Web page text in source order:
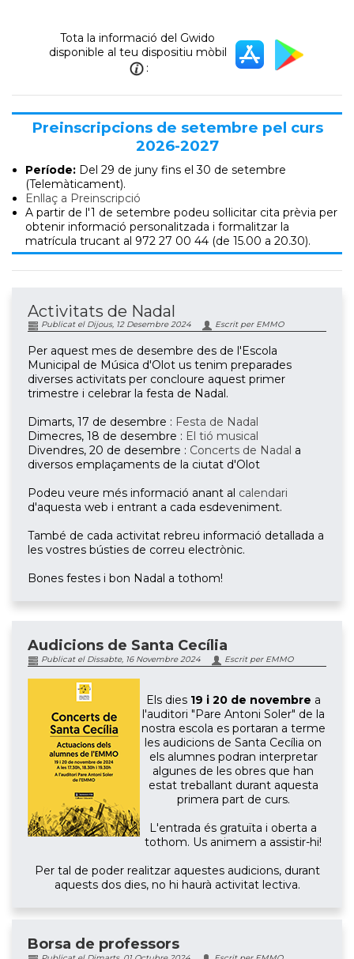
Tota la informació del Gwido
disponible al teu dispositiu mòbil
:
Preinscripcions de setembre pel curs
2026-2027
Període: Del 29 de juny fins el 30 de setembre
(Telemàticament).
Enllaç a Preinscripció
A partir de l'1 de setembre podeu sol·licitar cita prèvia per
obtenir informació personalitzada i formalitzar la
matrícula trucant al 972 27 00 44 (de 15.00 a 20.30).
Activitats de Nadal
Publicat el Dijous, 12 Desembre 2024 Escrit per EMMO
Per aquest mes de desembre des de l'Escola
Municipal de Música d'Olot us tenim preparades
diverses activitats per concloure aquest primer
trimestre i celebrar la festa de Nadal.
Dimarts, 17 de desembre : Festa de Nadal
Dimecres, 18 de desembre : El tió musical
Divendres, 20 de desembre : Concerts de Nadal a
diversos emplaçaments de la ciutat d'Olot
Podeu veure més informació anant al calendari
d'aquesta web i entrant a cada esdeveniment.
També de cada activitat rebreu informació detallada a
les vostres bústies de correu electrònic.
Bones festes i bon Nadal a tothom!
Audicions de Santa Cecília
Publicat el Dissabte, 16 Novembre 2024 Escrit per EMMO
Els dies 19 i 20 de novembre a
l'auditori "Pare Antoni Soler" de la
nostra escola es portaran a terme
les audicions de Santa Cecília on
els alumnes podran interpretar
algunes de les obres que han
estat treballant durant aquesta
primera part de curs.
L'entrada és gratuïta i oberta a
tothom. Us animem a assistir-hi!
Per tal de poder realitzar aquestes audicions, durant
aquests dos dies, no hi haurà activitat lectiva.
Borsa de professors